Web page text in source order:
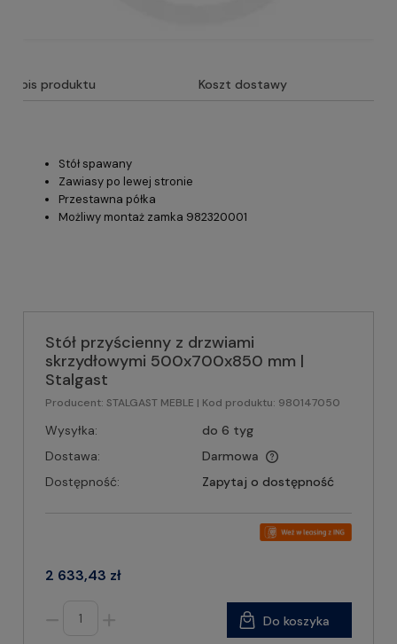
Opis produktu Koszt dostawy
Stół spawany
Zawiasy po lewej stronie
Przestawna półka
Możliwy montaż zamka 982320001
Stół przyścienny z drzwiami
skrzydłowymi 500x700x850 mm |
Stalgast
Producent: STALGAST MEBLE | Kod produktu: 980147050
Wysyłka:
do 6 tyg
Dostawa:
Darmowa
Dostępność:
Zapytaj o dostępność
2 633,43 zł
Do koszyka